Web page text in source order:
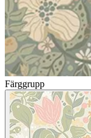
Färggrupp